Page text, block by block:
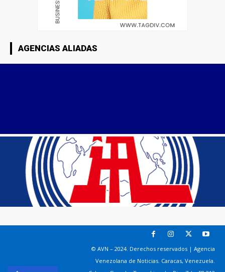
AGENCIAS ALIADAS
© AVN – 2024. Derechos reservados | Agencia
Venezolana de Noticias. Caracas, Venezuela.